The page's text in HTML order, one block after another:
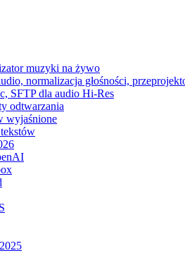
muzyki na żywo
normalizacja głośności,
SFTP dla audio Hi-Res
odtwarzania
wyjaśnione